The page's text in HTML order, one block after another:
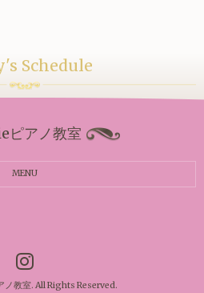
Schedule
ピアノ教室
MENU
ノ教室. All Rights Reserved.